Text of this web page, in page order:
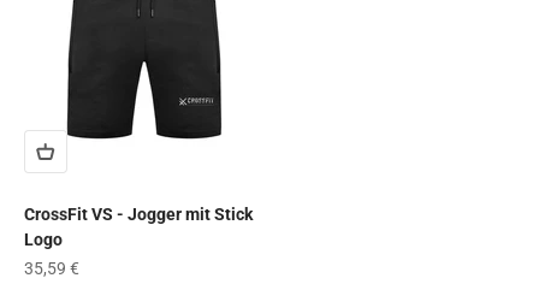
CrossFit VS - Jogger mit Stick
Logo
Angebot
35,59 €